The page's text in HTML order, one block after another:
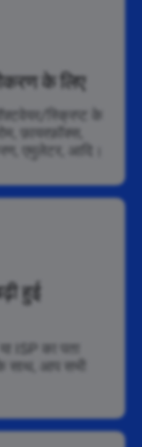
के लिए
स्क्रिप्ट के
फ़ायरफ़ॉक्स,
एमुलेटर, आदि।
हुई
ISP का पता
साथ, आप सभी